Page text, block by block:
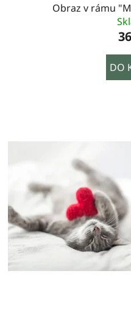
Obraz v rámu
DO